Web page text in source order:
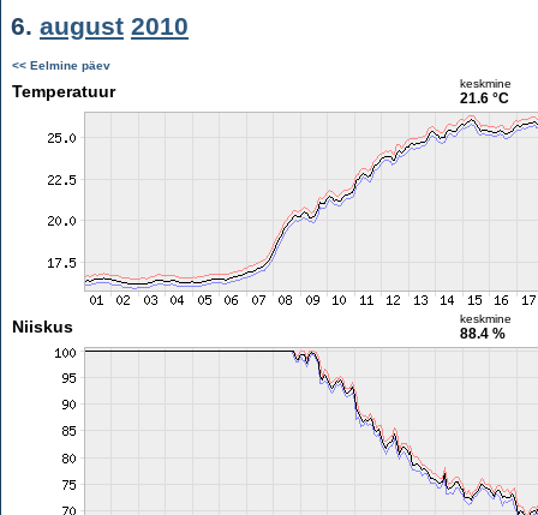
6. august 2010
<< Eelmine päev
Temperatuur keskmine
21.6 °C
Niiskus keskmine
88.4 %